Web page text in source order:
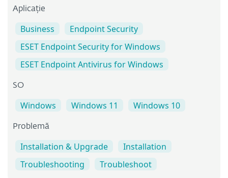
Aplicație
Business
Endpoint Security
ESET Endpoint Security for Windows
ESET Endpoint Antivirus for Windows
SO
Windows Windows 11 Windows 10
Problemă
Installation & Upgrade
Installation
Troubleshooting
Troubleshoot